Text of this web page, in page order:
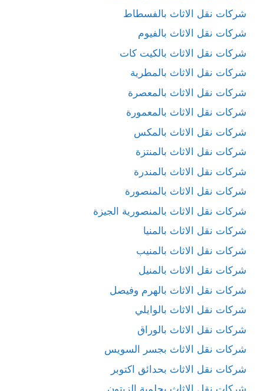
شركات نقل الاثاث بالفسطاط
شركات نقل الاثاث بالفيوم
شركات نقل الاثاث بالكيت كات
شركات نقل الاثاث بالمطرية
شركات نقل الاثاث بالمعصرة
شركات نقل الاثاث بالمعمورة
شركات نقل الاثاث بالمكس
شركات نقل الاثاث بالمنتزة
شركات نقل الاثاث بالمندرة
شركات نقل الاثاث بالمنصورة
شركات نقل الاثاث بالمنصورية الجيزة
شركات نقل الاثاث بالمنيا
شركات نقل الاثاث بالمنيب
شركات نقل الاثاث بالمنيل
شركات نقل الاثاث بالهرم وفيصل
شركات نقل الاثاث بالوايلي
شركات نقل الاثاث بالوراق
شركات نقل الاثاث بجسر السويس
شركات نقل الاثاث بحدائق اكتوبر